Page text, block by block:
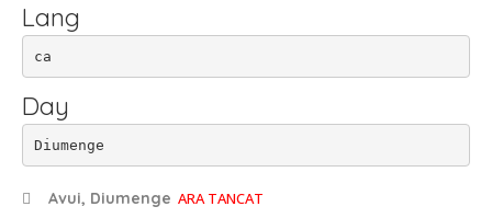
Lang
ca
Day
Diumenge
Avui, Diumenge ARA TANCAT